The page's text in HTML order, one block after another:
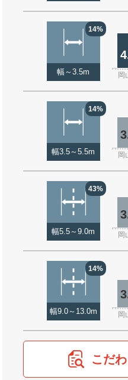
14%
幅～3.5m 岡
14%
幅3.5～5.5m 岡
43%
幅5.5～9.0m 岡
14%
幅9.0～13.0m 岡
こだ